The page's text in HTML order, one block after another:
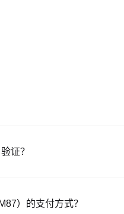
证？
）的支付方式？